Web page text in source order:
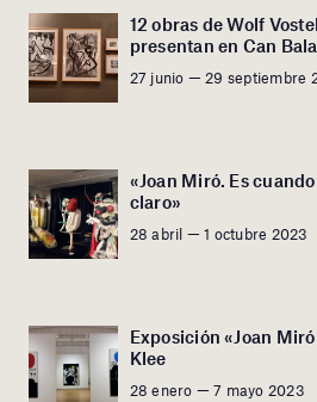
12 obras de Wolf
presentan en Can
27 junio — 29 septiembre
«Joan Miró. Es
claro»
28 abril — 1 octubre 2023
Exposición «Joan
Klee
28 enero — 7 mayo 2023